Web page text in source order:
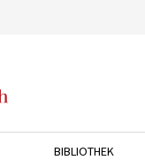
BIBLIOTHEK